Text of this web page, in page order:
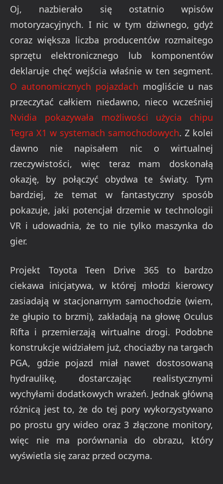
Oj, nazbierało się ostatnio wpisów
motoryzacyjnych. I nic w tym dziwnego, gdyż
coraz większa liczba producentów rozmaitego
sprzętu elektronicznego lub komponentów
deklaruje chęć wejścia właśnie w ten segment.
O autonomicznych pojazdach mogliście u nas
przeczytać całkiem niedawno, nieco wcześniej
Nvidia pokazywała możliwości użycia chipu
Tegra X1 w systemach samochodowych. Z kolei
dawno nie napisałem nic o wirtualnej
rzeczywistości, więc teraz mam doskonałą
okazję, by połączyć obydwa te światy. Tym
bardziej, że temat w fantastyczny sposób
pokazuje, jaki potencjał drzemie w technologii
VR i udowadnia, że to nie tylko maszynka do
gier.
Projekt Toyota Teen Drive 365 to bardzo
ciekawa inicjatywa, w której młodzi kierowcy
zasiadają w stacjonarnym samochodzie (wiem,
że głupio to brzmi), zakładają na głowę Oculus
Rifta i przemierzają wirtualne drogi. Podobne
konstrukcje widziałem już, chociażby na targach
PGA, gdzie pojazd miał nawet dostosowaną
hydraulikę, dostarczając realistycznymi
wychyłami dodatkowych wrażeń. Jednak główną
różnicą jest to, że do tej pory wykorzystywano
po prostu gry wideo oraz 3 złączone monitory,
więc nie ma porównania do obrazu, który
wyświetla się zaraz przed oczyma.